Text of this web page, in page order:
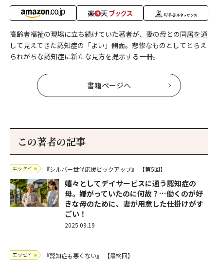
高齢者福祉の現場に立ち続けていた著者が、妻の母との同居を通
して見えてきた認知症の「よい」側面。悲惨なものとしてとらえ
られがちな認知症に新たな見方を提示する一冊。
書籍ページへ
この著者の記事
エッセイ 『シルバー世代応援ピックアップ』 【第5回】
嬉々としてデイサービスに通う認知症の
母。嫌がっていたのに何故？…働くのが好
きな母のために、妻が用意した仕掛けがす
ごい！
2025.09.19
エッセイ 『認知症も悪くない』 【最終回】